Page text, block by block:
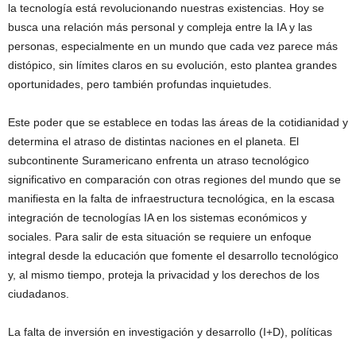
la tecnología está revolucionando nuestras existencias. Hoy se
busca una relación más personal y compleja entre la IA y las
personas, especialmente en un mundo que cada vez parece más
distópico, sin límites claros en su evolución, esto plantea grandes
oportunidades, pero también profundas inquietudes.
Este poder que se establece en todas las áreas de la cotidianidad y
determina el atraso de distintas naciones en el planeta. El
subcontinente Suramericano enfrenta un atraso tecnológico
significativo en comparación con otras regiones del mundo que se
manifiesta en la falta de infraestructura tecnológica, en la escasa
integración de tecnologías IA en los sistemas económicos y
sociales. Para salir de esta situación se requiere un enfoque
integral desde la educación que fomente el desarrollo tecnológico
y, al mismo tiempo, proteja la privacidad y los derechos de los
ciudadanos.
La falta de inversión en investigación y desarrollo (I+D), políticas